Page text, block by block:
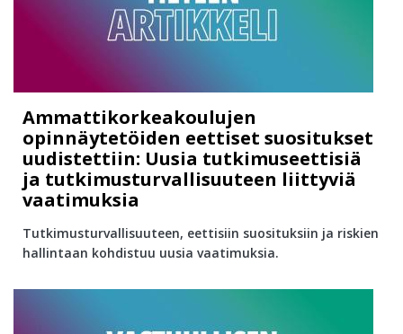
Ammattikorkeakoulujen
opinnäytetöiden eettiset suositukset
uudistettiin: Uusia tutkimuseettisiä
ja tutkimusturvallisuuteen liittyviä
vaatimuksia
Tutkimusturvallisuuteen, eettisiin suosituksiin ja riskien
hallintaan kohdistuu uusia vaatimuksia.